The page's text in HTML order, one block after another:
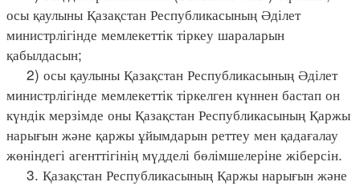
осы қаулыны Қазақстан Республикасының Әділет
министрлігінде мемлекеттік тіркеу шараларын
қабылдасын;
2) осы қаулыны Қазақстан Республикасының Әділет
министрлігінде мемлекеттік тіркелген күннен бастап он
күндік мерзімде оны Қазақстан Республикасының Қаржы
нарығын және қаржы ұйымдарын реттеу мен қадағалау
жөніндегі агенттігінің мүдделі бөлімшелеріне жіберсін.
3. Қазақстан Республикасының Қаржы нарығын және